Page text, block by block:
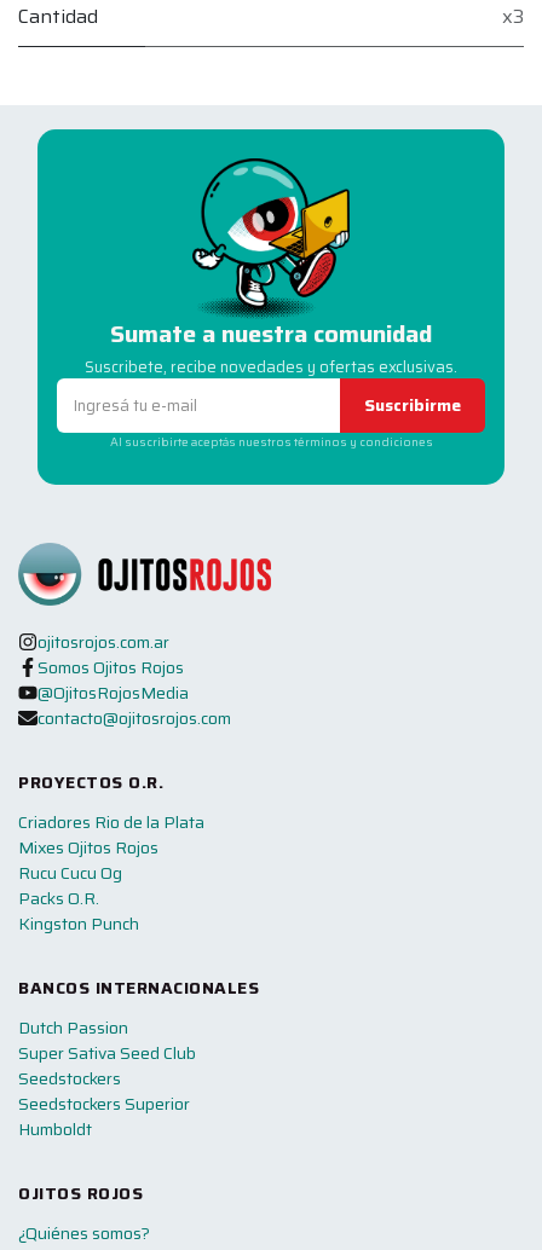
Cantidad x3
Sumate a nuestra comunidad
Suscribete, recibe novedades y ofertas exclusivas.
Suscribirme
Al suscribirte aceptás nuestros términos y condiciones
ojitosrojos.com.ar
Somos Ojitos Rojos
@OjitosRojosMedia
contacto@ojitosrojos.com
PROYECTOS O.R.
Criadores Rio de la Plata
Mixes Ojitos Rojos
Rucu Cucu Og
Packs O.R.
Kingston Punch
BANCOS INTERNACIONALES
Dutch Passion
Super Sativa Seed Club
Seedstockers
Seedstockers Superior
Humboldt
OJITOS ROJOS
¿Quiénes somos?